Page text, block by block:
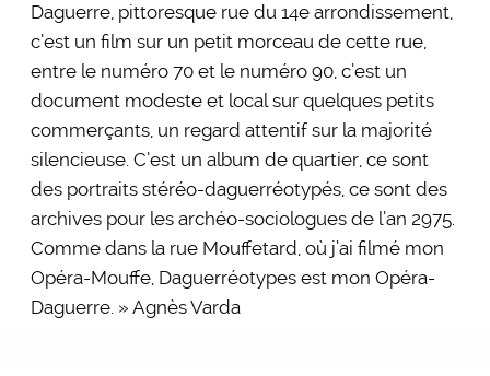
Daguerre, pittoresque rue du 14e arrondissement,
c’est un film sur un petit morceau de cette rue,
entre le numéro 70 et le numéro 90, c’est un
document modeste et local sur quelques petits
commerçants, un regard attentif sur la majorité
silencieuse. C’est un album de quartier, ce sont
des portraits stéréo-daguerréotypés, ce sont des
archives pour les archéo-sociologues de l’an 2975.
Comme dans la rue Mouffetard, où j’ai filmé mon
Opéra-Mouffe, Daguerréotypes est mon Opéra-
Daguerre. » Agnès Varda